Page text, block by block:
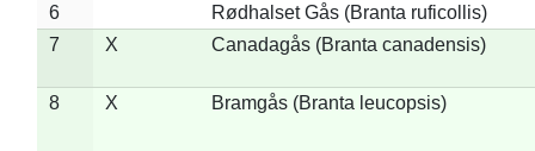
6
Rødhalset Gås (Branta ruficollis)
7
X Canadagås (Branta canadensis)
8 X Bramgås (Branta leucopsis)